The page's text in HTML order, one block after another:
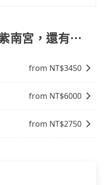
費用會在您下訂單後、
明確知道所有的費用。
南宮，還有⋯
from NT$3450
from NT$6000
from NT$2750